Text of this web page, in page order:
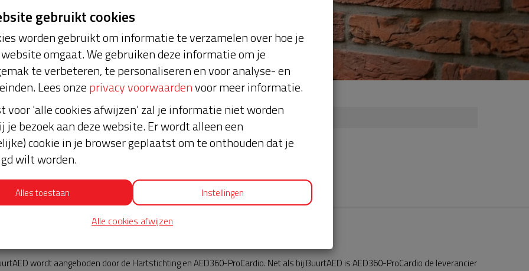
Nieuws
wordt aangeboden door de Hartstichting en AED360-ProCardio. Net als bij BuurtAED is AED360-ProCardio de leverancier
gebruikt cookies
worden gebruikt om informatie te verzamelen over hoe je
omgaat. We gebruiken deze informatie om je
te verbeteren, te personaliseren en voor analyse- en
Lees onzeprivacy voorwaardenvoor meer informatie.
voor 'alle cookies afwijzen' zal je informatie niet worden
je bezoek aan deze website. Er wordt alleen een
cookie in je browser geplaatst om te onthouden dat je
wilt worden.
Alles toestaan Instellingen
Alle cookies afwijzen